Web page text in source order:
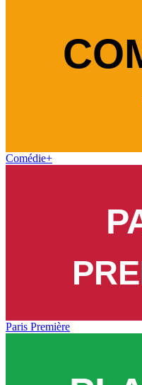
Comédie+
Paris Première